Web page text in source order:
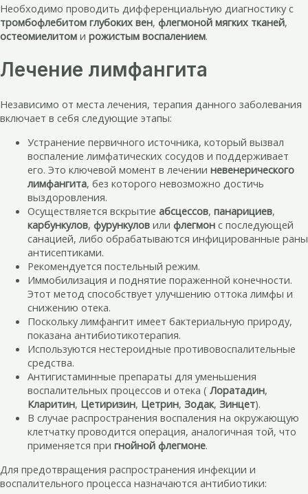
Необходимо проводить дифференциальную диагностику с
тромбофлебитом глубоких вен, флегмоной мягких тканей,
остеомиелитом и рожистым воспалением.
Лечение лимфангита
Независимо от места лечения, терапия данного заболевания
включает в себя следующие этапы:
Устранение первичного источника, который вызвал
воспаление лимфатических сосудов и поддерживает
его. Это ключевой момент в лечении невенерического
лимфангита, без которого невозможно достичь
выздоровления.
Осуществляется вскрытие абсцессов, панарициев,
карбункулов, фурункулов или флегмон с последующей
санацией, либо обрабатываются инфицированные раны
антисептиками.
Рекомендуется постельный режим.
Иммобилизация и поднятие пораженной конечности.
Этот метод способствует улучшению оттока лимфы и
снижению отека.
Поскольку лимфангит имеет бактериальную природу,
показана антибиотикотерапия.
Используются нестероидные противовоспалительные
средства.
Антигистаминные препараты для уменьшения
воспалительных процессов и отека ( Лоратадин,
Кларитин, Цетиризин, Цетрин, Зодак, Зинцет).
В случае распространения воспаления на окружающую
клетчатку проводится операция, аналогичная той, что
применяется при гнойной флегмоне.
Для предотвращения распространения инфекции и
воспалительного процесса назначаются антибиотики: